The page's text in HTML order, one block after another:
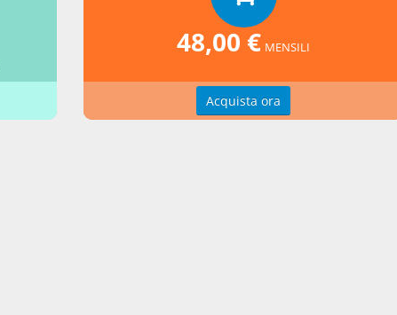
Contratti tipo in materia di locazioni di immobili ad uso abitativo
La locazione degli immobili urbani
Nullità dei patti divergenti rispetto al contratto di locazione
48,00 € MENSILI
Acquista ora